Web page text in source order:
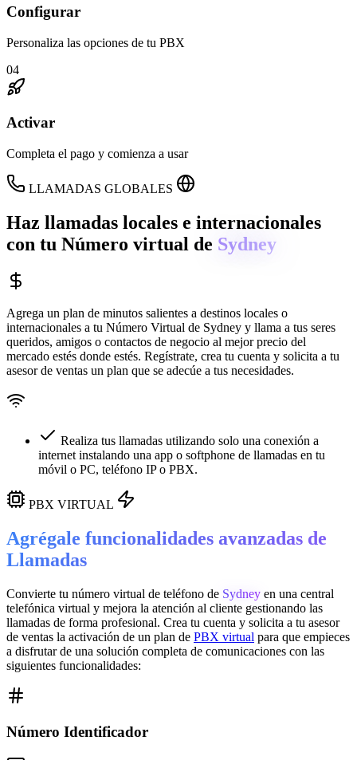
Configurar
Personaliza las opciones de tu PBX
04
Activar
Completa el pago y comienza a usar
LLAMADAS GLOBALES
Haz llamadas locales e internacionales
con tu Número virtual de Sydney
Agrega un plan de minutos salientes a destinos locales o
internacionales a tu Número Virtual de Sydney y llama a tus seres
queridos, amigos o contactos de negocio al mejor precio del
mercado estés donde estés. Regístrate, crea tu cuenta y solicita a tu
asesor de ventas un plan que se adecúe a tus necesidades.
Realiza tus llamadas utilizando solo una conexión a
internet instalando una app o softphone de llamadas en tu
móvil o PC, teléfono IP o PBX.
PBX VIRTUAL
Agrégale funcionalidades avanzadas de
Llamadas
Convierte tu número virtual de teléfono de Sydney en una central
telefónica virtual y mejora la atención al cliente gestionando las
llamadas de forma profesional. Crea tu cuenta y solicita a tu asesor
de ventas la activación de un plan de PBX virtual para que empieces
a disfrutar de una solución completa de comunicaciones con las
siguientes funcionalidades:
Número Identificador